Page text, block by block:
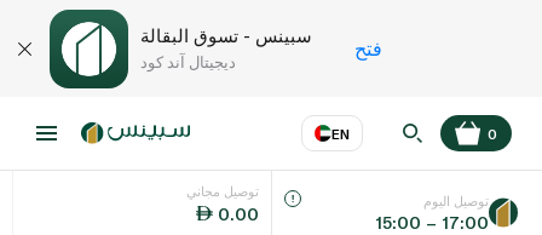
سبينس - تسوق البقالة
ديجيتال آند كود
فتح
EN
اللغة عر
0
توصيل مجاني
0.00
توصيل اليوم
15:00 – 17:00